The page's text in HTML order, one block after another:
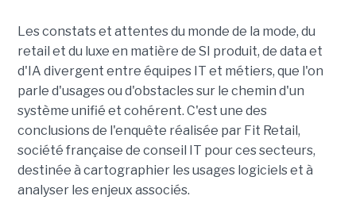
Les constats et attentes du monde de la mode, du
retail et du luxe en matière de SI produit, de data et
d'IA divergent entre équipes IT et métiers, que l'on
parle d'usages ou d'obstacles sur le chemin d'un
système unifié et cohérent. C'est une des
conclusions de l'enquête réalisée par Fit Retail,
société française de conseil IT pour ces secteurs,
destinée à cartographier les usages logiciels et à
analyser les enjeux associés.